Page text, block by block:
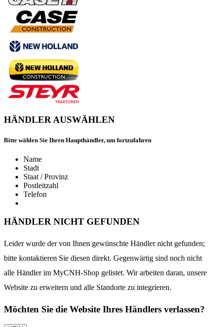
HÄNDLER AUSWÄHLEN
Bitte wählen Sie Ihren Haupthändler, um fortzufahren
Name
Stadt
Staat / Provinz
Postleitzahl
Telefon
HÄNDLER NICHT GEFUNDEN
Leider wurde der von Ihnen gewünschte Händler nicht gefunden;
bitte kontaktieren Sie diesen direkt. Gegenwärtig sind noch nicht
alle Händler im MyCNH-Shop gelistet. Wir arbeiten daran, unsere
Website zu erweitern und alle Standorte zu integrieren.
Möchten Sie die Website Ihres Händlers verlassen?